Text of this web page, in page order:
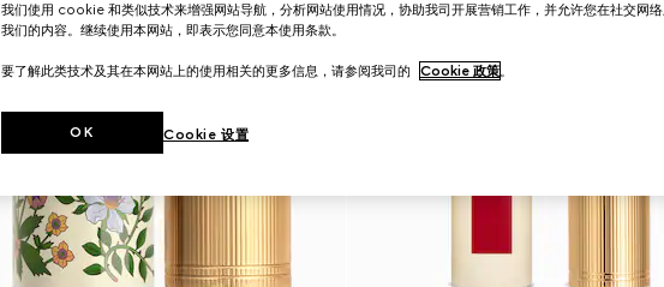
我们使用 cookie 和类似技术来增强网站导航，分析网站使用情况，协助我司开展营销工作，并允许您在社交网
我们的内容。继续使用本网站，即表示您同意本使用条款。
要了解此类技术及其在本网站上的使用相关的更多信息，请参阅我司的 Cookie 政策。
Cookie 设置
OK